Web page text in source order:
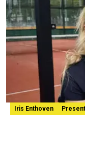
Iris Enthoven